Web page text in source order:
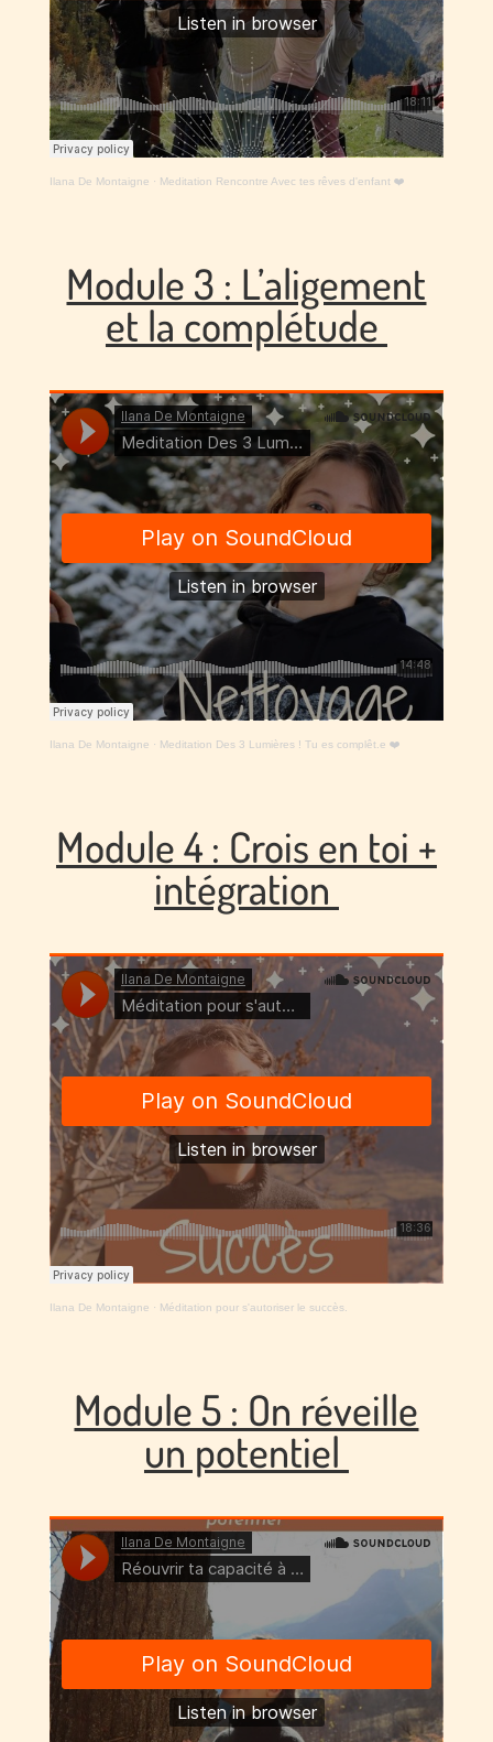
Ilana De Montaigne · Meditation Rencontre Avec tes rêves d'enfant ❤️
Module 3 : L’aligement
et la complétude
Ilana De Montaigne · Meditation Des 3 Lumières ! Tu es complêt.e ❤️
Module 4 : Crois en toi +
intégration
Ilana De Montaigne · Méditation pour s'autoriser le succès.
Module 5 : On réveille
un potentiel